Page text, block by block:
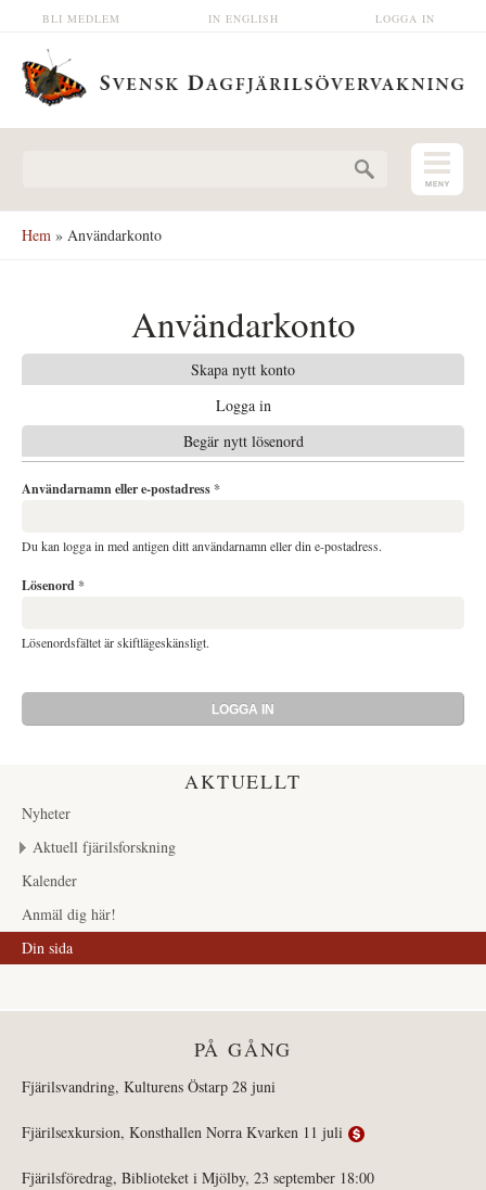
Hoppa till huvudinnehåll LOGGA IN
IN ENGLISH
BLI MEDLEM
Hem » Användarkonto
Användarkonto
Skapa nytt konto
Logga in(aktiv flik)
Begär nytt lösenord
Användarnamn eller e-postadress*
Du kan logga in med antigen ditt användarnamn eller din e-postadress.
Lösenord*
Lösenordsfältet är skiftlägeskänsligt.
AKTUELLT
Nyheter
Aktuell fjärilsforskning
Kalender
Anmäl dig här!
Din sida
PÅ GÅNG
Fjärilsvandring, Kulturens Östarp 28 juni
Fjärilsexkursion, Konsthallen Norra Kvarken 11 juli
Fjärilsföredrag, Biblioteket i Mjölby, 23 september 18:00